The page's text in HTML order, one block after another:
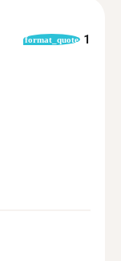
format_quote 1